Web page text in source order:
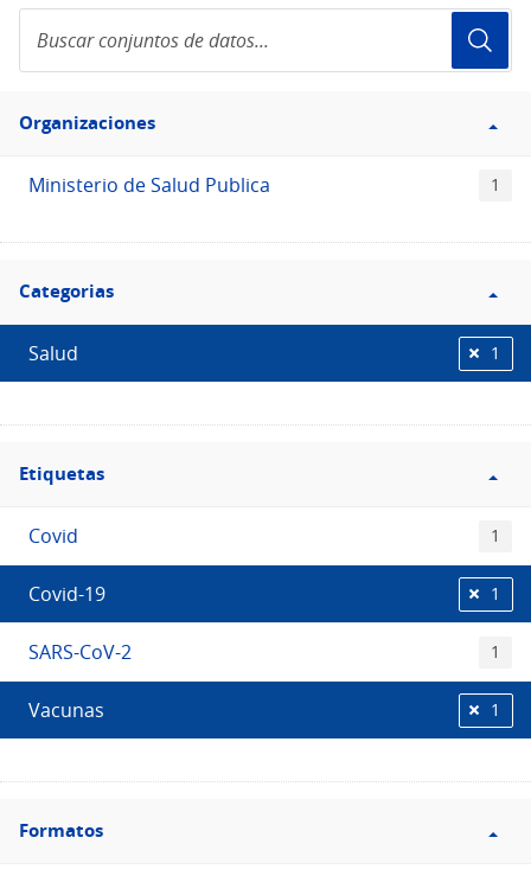
conjuntos
de
Filtro
Organizaciones
Organizaciones
Ministerio de Salud Publica 1
Filtro
Categorias
Categorias
Salud 1
Filtro
Etiquetas
Etiquetas
Covid 1
Covid-19 1
SARS-CoV-2 1
Vacunas 1
Filtro
Formatos
Formatos